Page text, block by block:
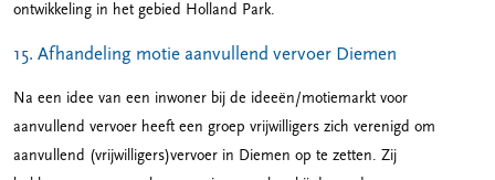
ontwikkeling in het gebied Holland Park.
15. Afhandeling motie aanvullend vervoer Diemen
Na een idee van een inwoner bij de ideeën/motiemarkt voor
aanvullend vervoer heeft een groep vrijwilligers zich verenigd om
aanvullend (vrijwilligers)vervoer in Diemen op te zetten. Zij